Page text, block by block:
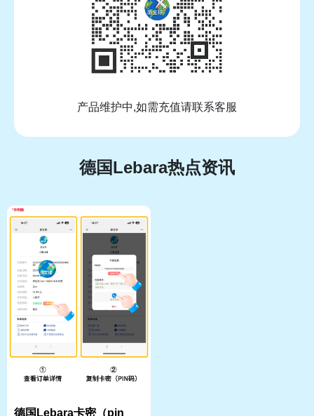
产品维护中,如需充值请联系客服
德国Lebara热点资讯
德国Lebara卡密（pin